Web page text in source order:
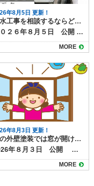
年8月5日 更新！
防水工事を相談するならどこに？状況別の相談先と選び方
２０２６年８月５日 公開 屋上やベランダの防水層が劣化すると、雨漏りや建物内部の腐食につながります。そのため定期的なメンテナンスや必要な補修工事が必要になりますが、いざ防水工事を検討するとなると、「どこに相談すればよいのか分からない」という方は多いのではないでしょうか。 スムーズで意味のある防水工事を行うためには、相談先の選び方も大切です。 今回は、防水工事の相談先とその特徴を整理します。 目次防水工事の主な相談先防水工事専門業者外壁塗装・屋根工事業者ハウスメーカー・工務店管理会社（マンション・アパートの場合）防水工事の状況別のおすすめ相談先戸建住宅で雨漏りが発生している場合外壁や屋根の塗装時期と重なっている場合新築から数年以内の場合マンションやアパートの屋上防水相談前に準備しておくこと防水工事のご相談は塗り達！ 防水工事の主な相談先 防水工事の施工ができる業者や相談できる先として、次のようなところがあげられます。 防水工事専門業者 最も直接的で専門的な知識を持っているのが防水工事専門業者です。ウレタン防水、シート防水、FRP防水など各工法の特徴や費用感、耐用年数を具体的に説明してもらえます。 また、現地調査後に複数の工法を比較提案してくれる業者も多く、選択肢を広く持てます。 外壁塗装・屋根工事業者 防水工事を取り扱う塗装店や屋根業者もあります。外壁や屋根のメンテナンスと同時に依頼できるため、足場の共用で費用を抑えられる場合があります。ただし、防水専門ではない場合もあるため、施工実績や担当職人の資格を確認しましょう。 ハウスメーカー・工務店 新築時に依頼したハウスメーカーや工務店も相談先のひとつです。もともとの施工方法や、下地の種類、過去の施工履歴を把握しているため、適切な修繕方法を提案してもらえる可能性があります。ただし、下請け業者を通すため中間マージンが発生し、費用が割高になることがあります。 管理会社（マンション・アパートの場合） 集合住宅であれば、施工店へ直接連絡せず、まずは管理会社や管理組合に相談するのが基本です。共用部分の防水工事は所有者単独では決定できないため、調査や見積もりの手配も管理会社が行います。 防水工事の状況別のおすすめ相談先 防水工事は全面改修や部分改修のほか、表面のトップコートだけ塗り替える場合、雨漏りしていて下地事取り換える必要がる場合など、様々なケースがあります。下記に、事例を挙げておススメの相談先をご紹介します。 戸建住宅で雨漏りが発生している場合 防水工事専門業者に直接相談し、現地調査で原因を特定してもらうのが早道です。防水工事の補修のほか、雨漏り補修が必要になります。雨漏り専門店なども相談先になるでしょう。 外壁や屋根の塗装時期と重なっている場合 外壁塗装業者や屋根工事業者にまとめて依頼すると、塗装用に組む足場を使えるのでコストダウンになります。塗装工事店でも防水工事を扱っている施工店があるので、確認してみましょう。 新築から数年以内の場合 保証期間内であればハウスメーカーに相談し、無償修繕が可能か確認します。防水工事は５～１０年ほどの耐久性があるため、築後数年であれば、初期不良の可能性があります。 マンションやアパートの屋上防水 管理会社・管理組合経由で計画的に工事を進める必要があります。一戸だけ部分的な補修が必要になるケースもあれば、建物全体で一度にメンテナンスした方がよい場合もあります。ベランダやバルコニーの防水面に不安があれば、直接施工店に相談せず、まずは管理組合などへ連絡してみましょう。 相談前に準備しておくこと 防水工事のメンテナンスを相談する際には次のようなことをまとめて準備しておくと話がスムーズになります。 雨漏りや水たまりなどの症状がいつから発生しているか 範囲や程度が分かる写真 過去の修繕履歴や保証書 特に、過去に修繕したことがある場合は契約書や見積書などを見せられるとよいでしょう。 防水工事のご相談は塗り達！ 防水工事の相談先は状況や建物の種類によって異なります。戸建住宅であれば防水専門業者や塗装店、集合住宅なら管理会社を通すのが基本です。 どこに相談する場合でも、複数社から見積もりを取り、提案内容や保証期間を比較検討することが、後悔しない防水工事につながります。 塗り達では、塗装工事に加えて防水工事の施工も行っています。塗装工事と一緒の施工も可能ですし、防水工事のみの工事も承ります。まずはお気軽にご相談ください。
MORE
年8月3日 更新！
夏の外壁塗装では窓が開けられない？事前対策と実際の事例
2026年８月３日 公開 外壁塗装工事では、塗料の飛散防止や安全確保のために足場と養生シートを設置します。 この養生が窓やサッシを覆ってしまうため、工事期間中は窓が開けられないことがあります。 特に夏場は室内の気温上昇が大きな負担となるため、事前の準備が欠かせません。本記事では夏の工事中の窓の開閉について、事前対策や実際の事例をご紹介します。 目次外壁塗装工事中はなぜ窓を開けられなくなるのか外壁塗装工事 夏場の窓開閉問題の事前対策エアコンの事前点検と使用カーテンや断熱シートの活用作業スケジュールの事前確認簡易扇風機やサーキュレーターの準備実際の事例夏場の外壁塗装工事はエアコンの使用や工程の事前確認で準備を 外壁塗装工事中はなぜ窓を開けられなくなるのか 外壁塗装工事時に行う養生は、塗料やホコリが室内に入らないようにするための重要な作業です。また塗料の飛散を防ぎ、作業効率を上げたり、仕上がりを美しくするために重要な工程です。 養生中は窓枠やサッシ部分もマスキングテープでしっかり密閉されるため、塗装工事をしている間は、窓などの開閉が制限されます。特に夏場は、室内の温度が上昇しても空気の入れ替えをするのが難しくなるため、事前に対策を知っておくと安心できるでしょう。 外壁塗装工事 夏場の窓開閉問題の事前対策 外壁塗装工事中は窓を開けての換気が難しい期間がしばらく続きます。次のような事前対策を取り、万全の態勢で工事を迎えましょう。 エアコンの事前点検と使用 工事前にエアコンのフィルター掃除や試運転を行い、冷房がしっかり効く状態になっているか事前に確認しておきましょう。室外機も養生することがあるため、エアコンが稼働できるように業者へ相談することも大切です。 ▶工事中のエアコンの使用についてはこちらの記事もご覧下さい カーテンや断熱シートの活用 養生シートで直射日光が遮られることはありますが、窓付近の熱こもりを軽減するため、断熱カーテンや遮熱フィルムをあらかじめ設置しておくと効果的です。エアコンとうまく併用しましょう。 作業スケジュールの事前確認 塗装期間中ずっと窓が開けられないわけではなく、工程によっては開放可能な日もあります。工事スケジュールを確認して、換気が可能なタイミングを把握しておくと安心です。 簡易扇風機やサーキュレーターの準備 冷房だけでなく空気を循環させることで、室内の温度ムラを減らせます。 実際の事例 あるお宅では、真夏に2週間の外壁塗装を実施しました。事前にエアコンの効き具合を確認し、さらに寝室にポータブルクーラーを設置したことで、夜間の暑さを軽減できたそうです。また、作業中に職人と連携し、昼休憩中や乾燥待ち時間に短時間だけ窓を開放し、室内の空気を入れ替える工夫も行われました。 別の事例では、工事期間を梅雨明け直後ではなく、気温が安定する初夏に設定することで、暑さの負担を軽減できたケースもあります。外壁塗装は一年中可能ですが、季節選びも快適さに影響します。できるだけご家族が快適に過ごせるように余裕を持ったスケジュールを組みましょう。 夏場の外壁塗装工事はエアコンの使用や工程の事前確認で準備を 夏場の外壁塗装では、窓が開けられないことによる暑さ対策が重要です。エアコンの事前準備、断熱グッズの活用、工程に応じた換気、季節の選択などを行うことで、工事中の不快感を大幅に軽減できます。施工前には必ず業者と養生範囲や工期について話し合い、快適で安全な工事期間を過ごしましょう。 外壁塗装工事中の不具合などもお気軽にご相談ください！ご連絡は塗り達まで！
MORE